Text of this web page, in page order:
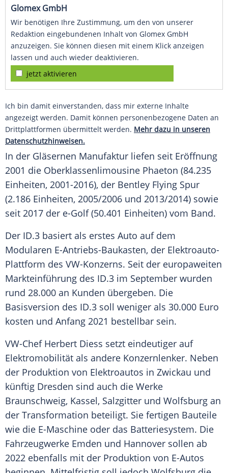
Glomex GmbH
Wir benötigen Ihre Zustimmung, um den von unserer
Redaktion eingebundenen Inhalt von Glomex GmbH
anzuzeigen. Sie können diesen mit einem Klick anzeigen
lassen und auch wieder deaktivieren.
jetzt aktivieren
Ich bin damit einverstanden, dass mir externe Inhalte
angezeigt werden. Damit können personenbezogene Daten an
Drittplattformen übermittelt werden. Mehr dazu in unseren
Datenschutzhinweisen.
In der Gläsernen Manufaktur liefen seit Eröffnung
2001 die Oberklassenlimousine Phaeton (84.235
Einheiten, 2001-2016), der Bentley Flying Spur
(2.186 Einheiten, 2005/2006 und 2013/2014) sowie
seit 2017 der e-Golf (50.401 Einheiten) vom Band.
Der ID.3 basiert als erstes Auto auf dem
Modularen E-Antriebs-Baukasten, der Elektroauto-
Plattform des VW-Konzerns. Seit der europaweiten
Markteinführung des ID.3 im September wurden
rund 28.000 an Kunden übergeben. Die
Basisversion des ID.3 soll weniger als 30.000 Euro
kosten und Anfang 2021 bestellbar sein.
VW-Chef Herbert Diess setzt eindeutiger auf
Elektromobilität als andere Konzernlenker. Neben
der Produktion von Elektroautos in Zwickau und
künftig Dresden sind auch die Werke
Braunschweig, Kassel, Salzgitter und Wolfsburg an
der Transformation beteiligt. Sie fertigen Bauteile
wie die E-Maschine oder das Batteriesystem. Die
Fahrzeugwerke Emden und Hannover sollen ab
2022 ebenfalls mit der Produktion von E-Autos